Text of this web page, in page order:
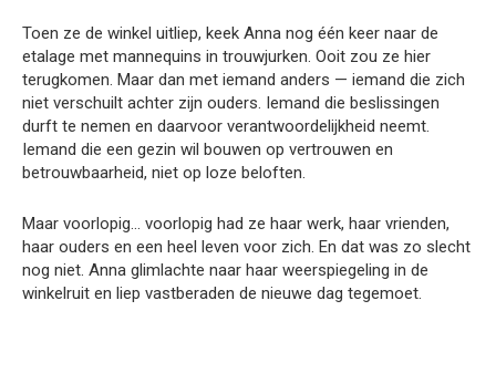
Toen ze de winkel uitliep, keek Anna nog één keer naar de
etalage met mannequins in trouwjurken. Ooit zou ze hier
terugkomen. Maar dan met iemand anders — iemand die zich
niet verschuilt achter zijn ouders. Iemand die beslissingen
durft te nemen en daarvoor verantwoordelijkheid neemt.
Iemand die een gezin wil bouwen op vertrouwen en
betrouwbaarheid, niet op loze beloften.
Maar voorlopig… voorlopig had ze haar werk, haar vrienden,
haar ouders en een heel leven voor zich. En dat was zo slecht
nog niet. Anna glimlachte naar haar weerspiegeling in de
winkelruit en liep vastberaden de nieuwe dag tegemoet.